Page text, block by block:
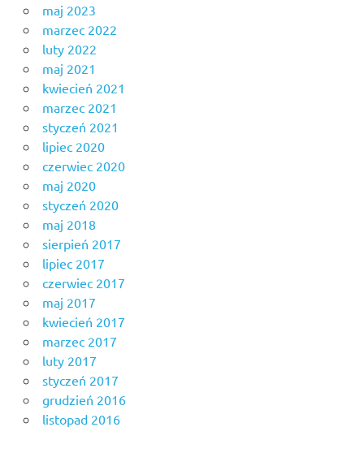
maj 2023
marzec 2022
luty 2022
maj 2021
kwiecień 2021
marzec 2021
styczeń 2021
lipiec 2020
czerwiec 2020
maj 2020
styczeń 2020
maj 2018
sierpień 2017
lipiec 2017
czerwiec 2017
maj 2017
kwiecień 2017
marzec 2017
luty 2017
styczeń 2017
grudzień 2016
listopad 2016